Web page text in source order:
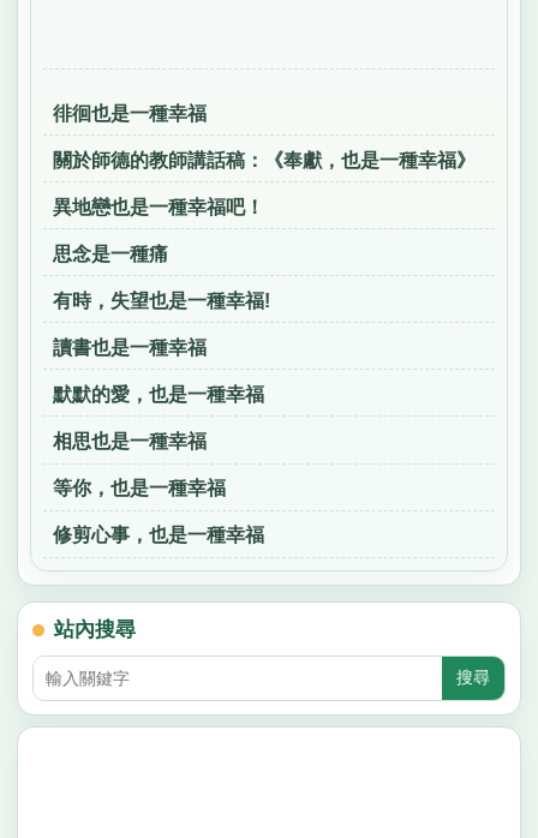
徘徊也是一種幸福
關於師德的教師講話稿：《奉獻，也是一種幸福》
異地戀也是一種幸福吧！
思念是一種痛
有時，失望也是一種幸福!
讀書也是一種幸福
默默的愛，也是一種幸福
相思也是一種幸福
等你，也是一種幸福
修剪心事，也是一種幸福
站內搜尋